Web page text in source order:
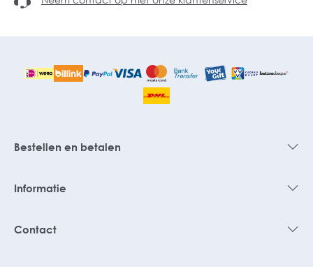
Bestellen en betalen
Informatie
Contact